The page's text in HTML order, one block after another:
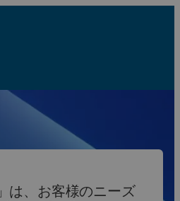
」は、お客様のニーズ